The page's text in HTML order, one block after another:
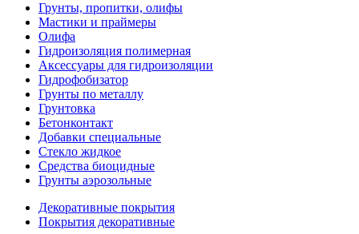
Грунты, пропитки, олифы
Мастики и праймеры
Олифа
Гидроизоляция полимерная
Аксессуары для гидроизоляции
Гидрофобизатор
Грунты по металлу
Грунтовка
Бетонконтакт
Добавки специальные
Стекло жидкое
Средства биоцидные
Грунты аэрозольные
Декоративные покрытия
Покрытия декоративные